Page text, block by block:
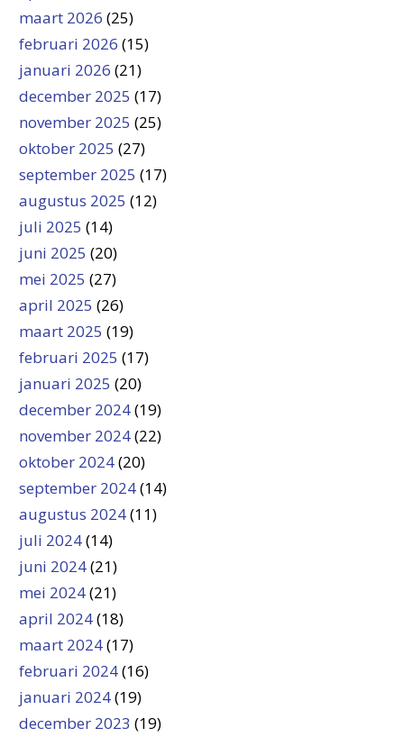
maart 2026 (25)
februari 2026 (15)
januari 2026 (21)
december 2025 (17)
november 2025 (25)
oktober 2025 (27)
september 2025 (17)
augustus 2025 (12)
juli 2025 (14)
juni 2025 (20)
mei 2025 (27)
april 2025 (26)
maart 2025 (19)
februari 2025 (17)
januari 2025 (20)
december 2024(19)
november 2024(22)
oktober 2024(20)
september 2024(14)
augustus 2024(11)
juli 2024(14)
juni 2024(21)
mei 2024(21)
april 2024(18)
maart 2024(17)
februari 2024(16)
januari 2024(19)
december 2023 (19)